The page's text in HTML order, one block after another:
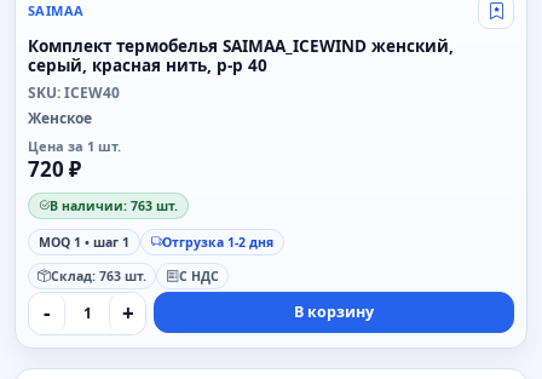
SAIMAA Свой
Комплект термобелья SAIMAA_ICEWIND женский,
серый, красная нить, р-р 40
SKU: ICEW40
Женское
Цена за 1 шт.
720 ₽
В наличии: 763 шт.
MOQ 1 • шаг 1
Отгрузка 1-2 дня
Склад: 763 шт.
С НДС
- + В корзину